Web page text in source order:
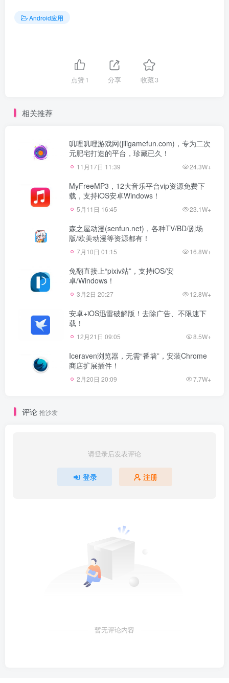
Android应用
点赞1 分享 收藏3
相关推荐
叽哩叽哩游戏网(jiligamefun.com)，专为二次
元肥宅打造的平台，珍藏已久！
11月17日 11:39 24.3W+
MyFreeMP3，12大音乐平台vip资源免费下
载，支持iOS安卓Windows！
5月11日 16:45 23.1W+
森之屋动漫(senfun.net)，各种TV/BD/剧场
版/欧美动漫等资源都有！
7月10日 01:15 16.8W+
免翻直接上“pixiv站”，支持iOS/安
卓/Windows！
3月2日 20:27 12.8W+
安卓+iOS迅雷破解版！去除广告、不限速下
载！
12月21日 09:05 8.5W+
Iceraven浏览器，无需“番墙”，安装Chrome
商店扩展插件！
2月20日 20:09 7.7W+
评论 抢沙发
请登录后发表评论
登录 注册
暂无评论内容